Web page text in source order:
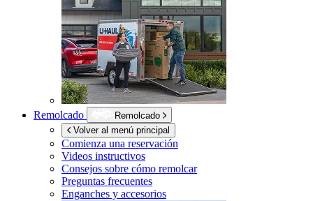
Remolcado
Remolcado
Volver al menú principal
Comienza una reservación
Videos instructivos
Consejos sobre cómo remolcar
Preguntas frecuentes
Enganches y accesorios